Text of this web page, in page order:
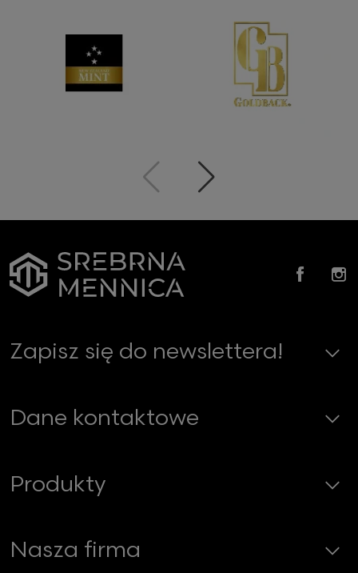
PoprzedniNastępny
Zapisz się do newslettera!
Dane kontaktowe
Produkty
Nasza firma